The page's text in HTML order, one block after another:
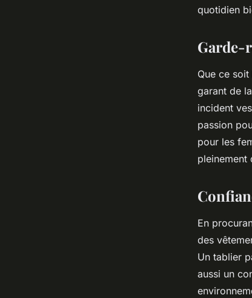
quotidien
Garde-
Que ce
garant de
incident
passion
pour les
pleinement
En
des
Un tablier
aussi un